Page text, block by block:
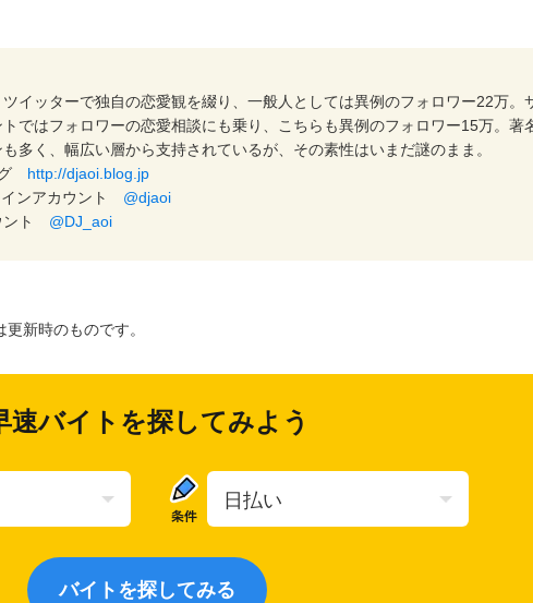
イッターで独自の恋愛観を綴り、一般人としては異例のフォロワー22万。
ではフォロワーの恋愛相談にも乗り、こちらも異例のフォロワー15万。著
多く、幅広い層から支持されているが、その素性はいまだ謎のまま。
http://djaoi.blog.jp
ンアカウント @djaoi
ント @DJ_aoi
新時のものです。
速バイトを探してみよう